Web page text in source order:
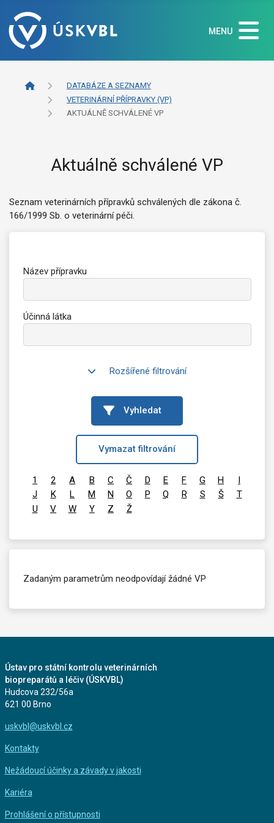
MENU
DATABÁZE A SEZNAMY
VETERINÁRNÍ PŘÍPRAVKY (VP)
AKTUÁLNĚ SCHVÁLENÉ VP
Aktuálně schválené VP
Seznam veterinárních přípravků schválených dle zákona č.
166/1999 Sb. o veterinární péči.
Název přípravku
Účinná látka
Rozšířené filtrování
Vyhledat
Vymazat filtrování
1 2 A B C Č D E F G H
I
J
K L M N O P Q R S Š
T
U
V W Y Z Ž
Zadaným parametrům neodpovídají žádné VP
Ústav pro státní kontrolu veterinárních
biopreparátů a léčiv (ÚSKVBL)
Hudcova 232/56a
621 00 Brno
uskvbl@uskvbl.cz
Kontakty
Nežádoucí účinky a závady v jakosti
Kariéra
Prohlášení o přístupnosti